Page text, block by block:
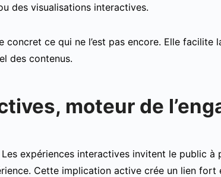
des visualisations interactives.
concret ce qui ne l’est pas encore. Elle facilite
des contenus.
moteur de
expériences interactives invitent le public à
Cette implication active crée un lien fort